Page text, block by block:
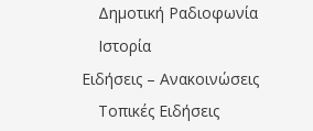
Δημοτική Ραδιοφωνία
Ιστορία
Ειδήσεις – Ανακοινώσεις
Τοπικές Ειδήσεις